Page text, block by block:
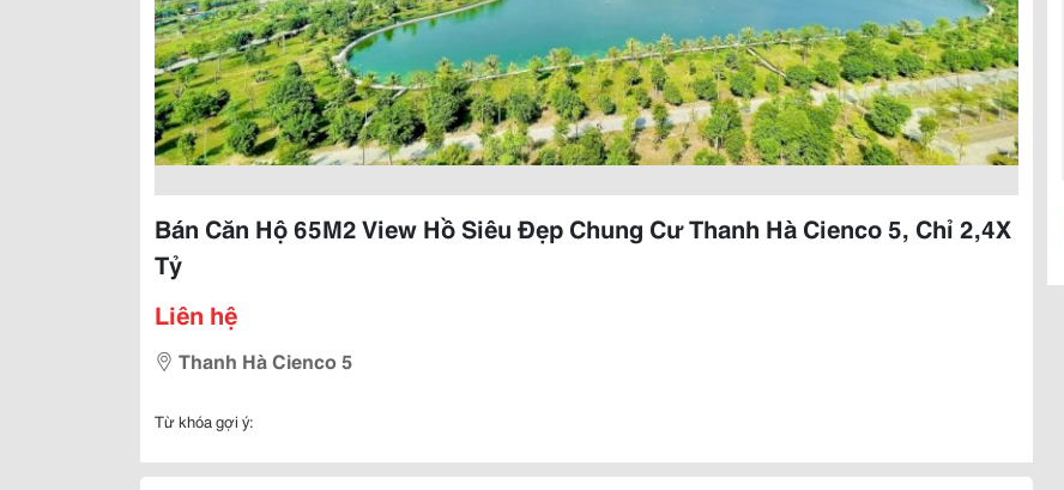
Bán Căn Hộ 65M2 View Hồ Siêu Đẹp Chung Cư Thanh Hà Cienco 5, Chỉ 2,4X
Tỷ
Liên hệ
Thanh Hà Cienco 5
Từ khóa gợi ý: